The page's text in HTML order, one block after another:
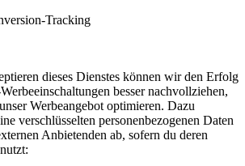
Tracking
dieses Dienstes können wir den Erfolg
besser nachvollziehen,
Werbeangebot optimieren. Dazu
verschlüsselten personenbezogenen Daten
Anbietenden ab, sofern du deren